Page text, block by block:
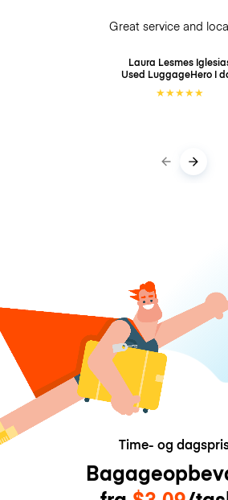
Great service and
Laura Lesmes
Used LuggageHero I
★★★★★
Time- og